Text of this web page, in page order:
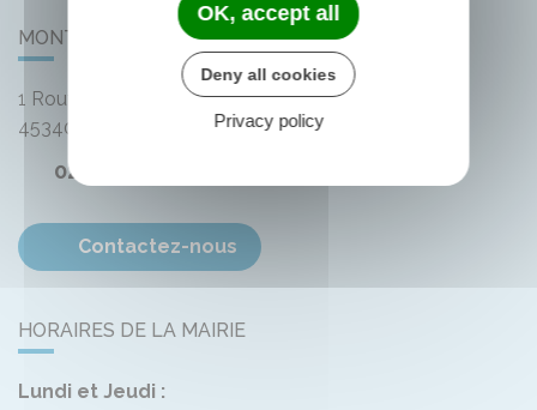
MONTLIARD
1 Route de Bellegarde
45340
02 38 33 72 59
Contactez-nous
HORAIRES DE LA MAIRIE
Lundi et Jeudi :
OK, accept all
Deny all cookies
Privacy policy